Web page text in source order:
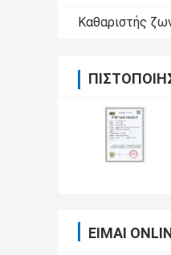
Καθαριστής
ΕΊΜΑΙ